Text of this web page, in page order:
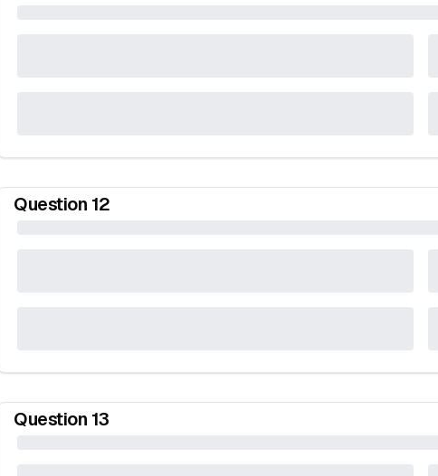
Question 12
Question 13